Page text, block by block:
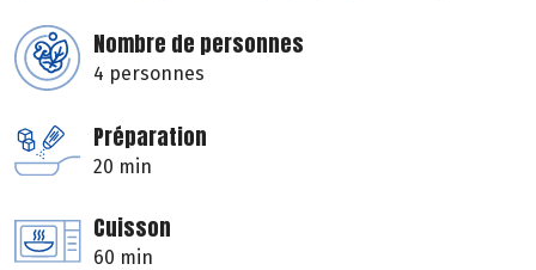
Nombre de personnes
4 personnes
Préparation
20 min
Cuisson
60 min